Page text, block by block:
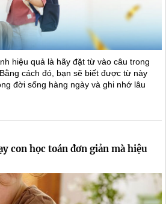
hiệu quả là hãy đặt từ vào câu trong
cách đó, bạn sẽ biết được từ này
đời sống hàng ngày và ghi nhớ lâu
con học toán đơn giản mà hiệu